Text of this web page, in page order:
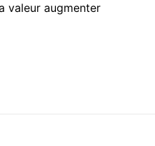
valeur augmenter